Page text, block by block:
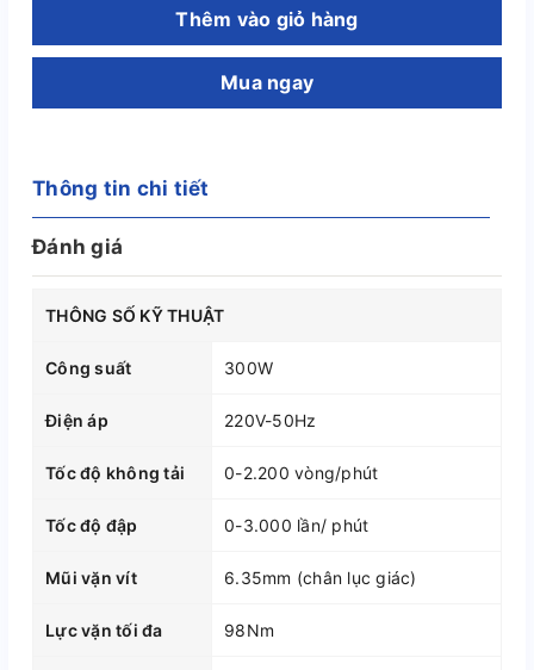
Thêm vào giỏ hàng
Mua ngay
Thông tin chi tiết
Đánh giá
THÔNG SỐ KỸ THUẬT
Công suất 300W
Điện áp 220V-50Hz
Tốc độ không tải 0-2.200 vòng/phút
Tốc độ đập 0-3.000 lần/ phút
Mũi vặn vít 6.35mm (chân lục giác)
Lực vặn tối đa 98Nm